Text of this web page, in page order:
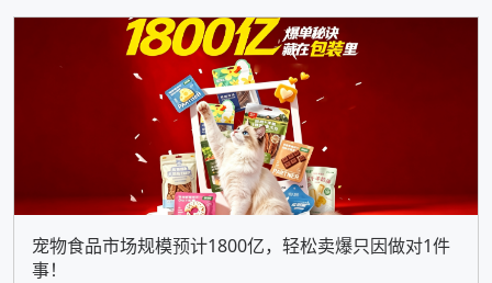
宠物食品市场规模预计1800亿，轻松卖爆只因做对1件
事！